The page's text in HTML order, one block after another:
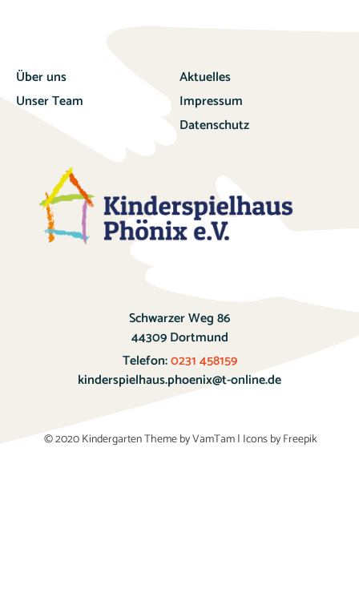
Über uns
Unser Team
Aktuelles
Impressum
Datenschutz
Schwarzer Weg 86
44309 Dortmund
Telefon:0231 458159
kinderspielhaus.phoenix@t-online.de
© 2020 Kindergarten Theme byVamTam| Icons by Freepik